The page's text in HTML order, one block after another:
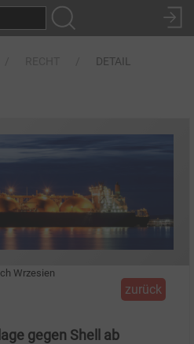
DETAIL
Wrzesien
zurück
gegen Shell ab